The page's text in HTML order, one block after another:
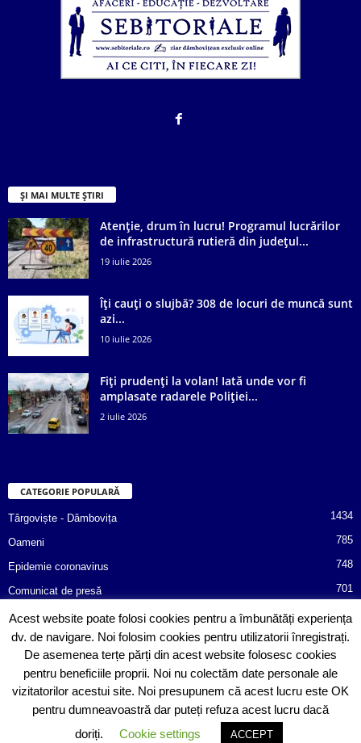
ȘI MAI MULTE ȘTIRI
Atenție, drum în lucru! Programul lucrărilor
de infrastructură rutieră din județul...
19 iulie 2026
Îți cauți o slujbă? 308 de locuri de muncă sunt
azi...
10 iulie 2026
Fiți prudenți la volan! Iată unde vor fi
amplasate radarele Poliției...
2 iulie 2026
CATEGORIE POPULARĂ
Târgoviște - Dâmbovița 1434
Oameni 785
Epidemie coronavirus 748
Comunicat de presă 701
Afaceri 487
Poliția informează! 366
Consiliul Județean Dâmbovița
Acest website poate folosi cookies pentru a îmbunătăți experiența
dv. de navigare. Noi folosim cookies pentru utilizatorii înregistrați.
De asemenea terțe părți din acest website folosesc cookies
pentru beneficiile proprii. Noi nu colectăm date personale ale
vizitatorilor acestui site. Noi presupunem că acest lucru este OK
pentru dumneavoastră dar puteți refuza acest lucru dacă
doriți.
Cookie settings ACCEPT